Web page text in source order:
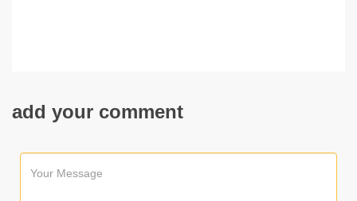
add your comment